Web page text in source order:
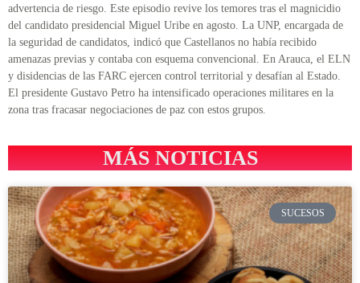
advertencia de riesgo. Este episodio revive los temores tras el magnicidio
del candidato presidencial Miguel Uribe en agosto. La UNP, encargada de
la seguridad de candidatos, indicó que Castellanos no había recibido
amenazas previas y contaba con esquema convencional. En Arauca, el ELN
y disidencias de las FARC ejercen control territorial y desafían al Estado.
El presidente Gustavo Petro ha intensificado operaciones militares en la
zona tras fracasar negociaciones de paz con estos grupos.
MÁS NOTICIAS
SUCESOS